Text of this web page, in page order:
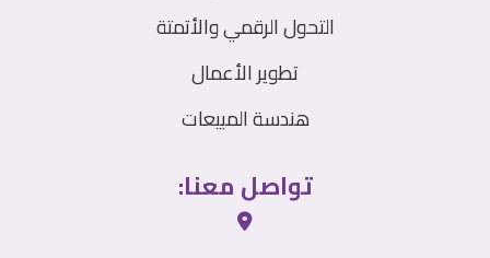
التحول الرقمي والأتمتة
تطوير الأعمال
هندسة المبيعات
تواصل معنا: